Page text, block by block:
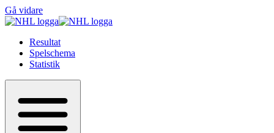
Gå vidare
Resultat
Spelschema
Statistik